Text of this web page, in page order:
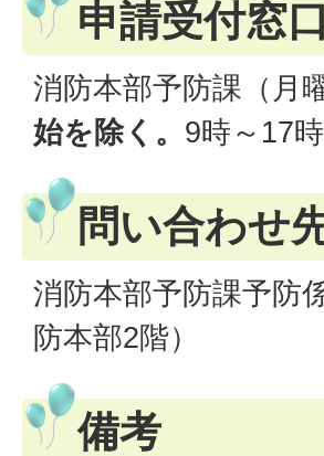
申請受付窓口
消防本部予防課（月
始を除く。 9時～17時
問い合わせ
消防本部予防課予防
防本部2階）
備考